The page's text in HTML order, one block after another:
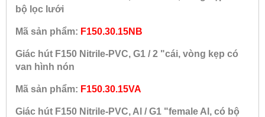
bộ lọc lưới
Mã sản phẩm: F150.30.15NB
Giác hút F150 Nitrile-PVC, G1 / 2 "cái, vòng kẹp có
van hình nón
Mã sản phẩm: F150.30.15VA
Giác hút F150 Nitrile-PVC, Al / G1 "female Al, có bộ